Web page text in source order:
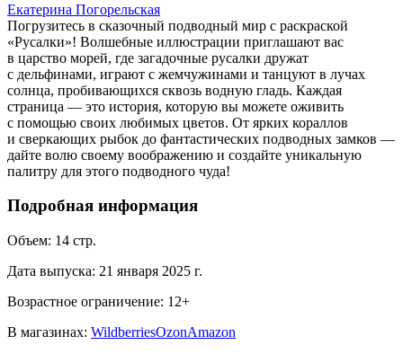
Екатерина Погорельская
Погрузитесь в сказочный подводный мир с раскраской
«Русалки»! Волшебные иллюстрации приглашают вас
в царство морей, где загадочные русалки дружат
с дельфинами, играют с жемчужинами и танцуют в лучах
солнца, пробивающихся сквозь водную гладь. Каждая
страница — это история, которую вы можете оживить
с помощью своих любимых цветов. От ярких кораллов
и сверкающих рыбок до фантастических подводных замков —
дайте волю своему воображению и создайте уникальную
палитру для этого подводного чуда!
Подробная информация
Объем: 14 стр.
Дата выпуска: 21 января 2025 г.
Возрастное ограничение: 12+
В магазинах: WildberriesOzonAmazon